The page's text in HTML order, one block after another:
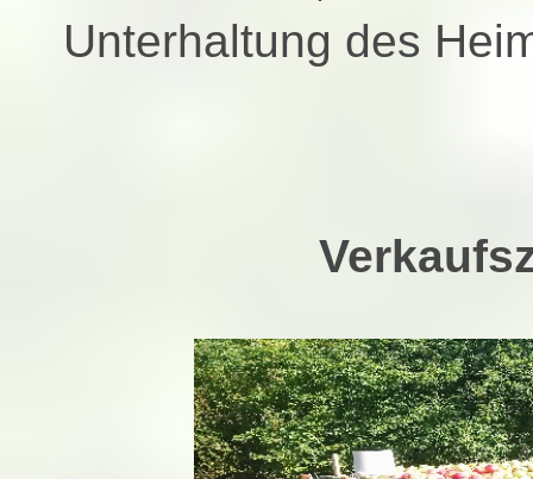
Unterhaltung des